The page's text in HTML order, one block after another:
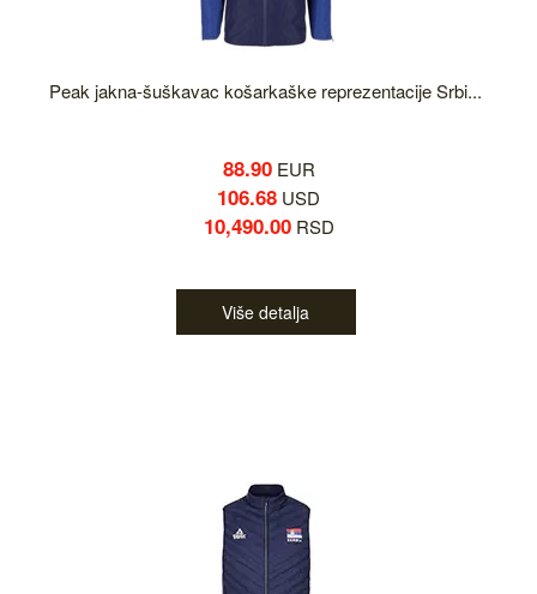
Peak jakna-šuškavac košarkaške reprezentacije Srbi...
88.90EUR
106.68 USD
10,490.00RSD
Više detalja